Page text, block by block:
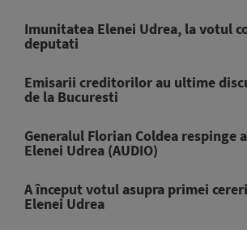
Imunitatea Elenei Udrea, la votul
deputati
Emisarii creditorilor au ultime
de la Bucuresti
Generalul Florian Coldea respinge
Elenei Udrea (AUDIO)
A început votul asupra primei
Elenei Udrea